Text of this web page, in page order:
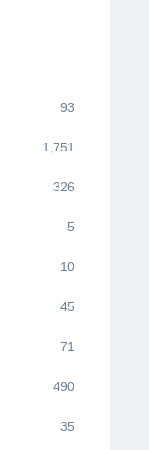
93
1,751
326
5
10
45
71
490
35